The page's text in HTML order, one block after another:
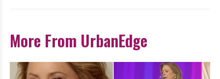
More From UrbanEdge